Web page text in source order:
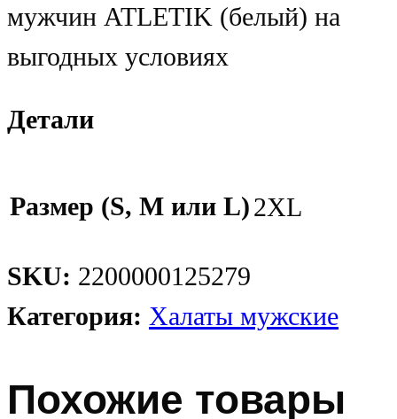
мужчин ATLETIK (белый) на
выгодных условиях
Детали
Размер (S, M или L)2XL
SKU: 2200000125279
Категория: Халаты мужские
Похожие товары